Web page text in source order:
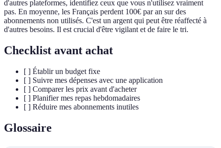
d'autres plateformes, identifiez ceux que vous n'utilisez vraiment
pas. En moyenne, les Français perdent 100€ par an sur des
abonnements non utilisés. C'est un argent qui peut être réaffecté à
d'autres besoins. Il est crucial d'être vigilant et de faire le tri.
Checklist avant achat
[ ] Établir un budget fixe
[ ] Suivre mes dépenses avec une application
[ ] Comparer les prix avant d'acheter
[ ] Planifier mes repas hebdomadaires
[ ] Réduire mes abonnements inutiles
Glossaire